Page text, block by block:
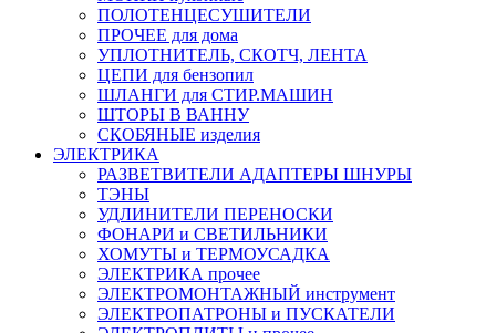
ПОЛОТЕНЦЕСУШИТЕЛИ
ПРОЧЕЕ для дома
УПЛОТНИТЕЛЬ, СКОТЧ, ЛЕНТА
ЦЕПИ для бензопил
ШЛАНГИ для СТИР.МАШИН
ШТОРЫ В ВАННУ
СКОБЯНЫЕ изделия
ЭЛЕКТРИКА
РАЗВЕТВИТЕЛИ АДАПТЕРЫ ШНУРЫ
ТЭНЫ
УДЛИНИТЕЛИ ПЕРЕНОСКИ
ФОНАРИ и СВЕТИЛЬНИКИ
ХОМУТЫ и ТЕРМОУСАДКА
ЭЛЕКТРИКА прочее
ЭЛЕКТРОМОНТАЖНЫЙ инструмент
ЭЛЕКТРОПАТРОНЫ и ПУСКАТЕЛИ